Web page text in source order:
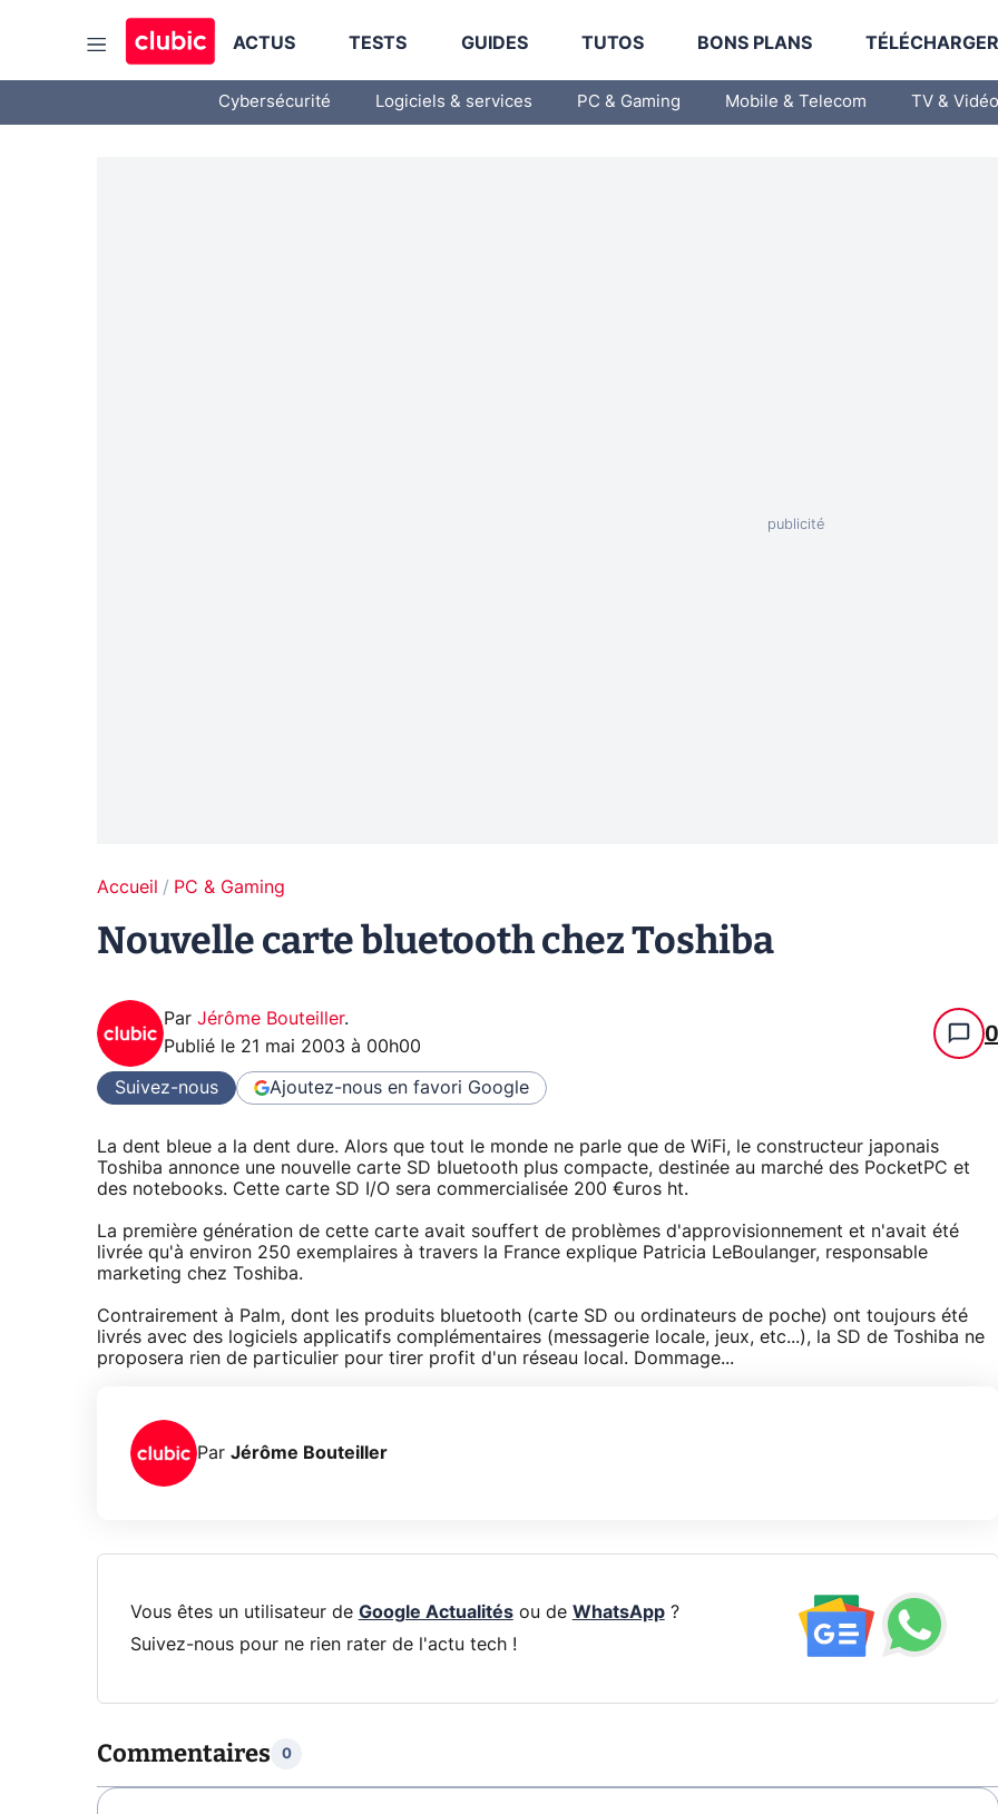
ACTUS TESTS GUIDES TUTOS BONS PLANS
Cybersécurité Logiciels & services PC & Gaming Mobile & Telecom TV & Vidéo
Accueil PC & Gaming
Nouvelle carte bluetooth chez Toshiba
Par Jérôme Bouteiller.
Publié le 21 mai 2003 à 00h00 0
Suivez-nous Ajoutez-nous en favori Google
La dent bleue a la dent dure. Alors que tout le monde ne parle que de WiFi, le constructeur japonais
Toshiba annonce une nouvelle carte SD bluetooth plus compacte, destinée au marché des PocketPC et
des notebooks. Cette carte SD I/O sera commercialisée 200 €uros ht.
La première génération de cette carte avait souffert de problèmes d'approvisionnement et n'avait été
livrée qu'à environ 250 exemplaires à travers la France explique Patricia LeBoulanger, responsable
marketing chez Toshiba.
Contrairement à Palm, dont les produits bluetooth (carte SD ou ordinateurs de poche) ont toujours été
livrés avec des logiciels applicatifs complémentaires (messagerie locale, jeux, etc...), la SD de Toshiba ne
proposera rien de particulier pour tirer profit d'un réseau local. Dommage...
Par Jérôme Bouteiller
Vous êtes un utilisateur de Google Actualitésou de WhatsApp?
Suivez-nous pour ne rien rater de l'actu tech !
Commentaires 0